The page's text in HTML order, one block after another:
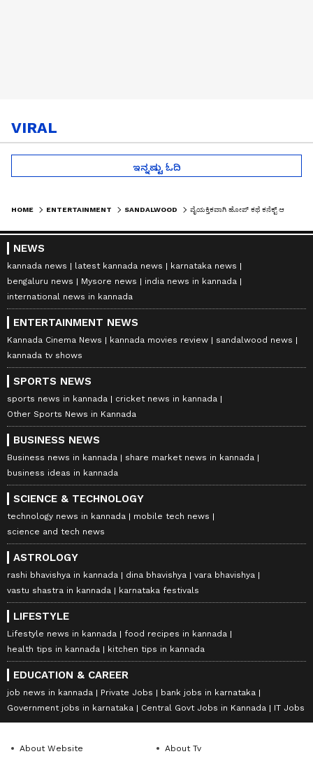
VIRAL
ಇನ್ನಷ್ಟು ಓದಿ
HOME ENTERTAINMENT SANDALWOOD
NEWS
kannada news latest kannada news
karnataka news
bengaluru news
Mysore news
india news in kannada
international news in kannada
ENTERTAINMENT NEWS
Kannada Cinema News kannada movies review
sandalwood news
kannada tv shows
SPORTS NEWS
sports news in kannada
cricket news in kannada
Other Sports News in Kannada
BUSINESS NEWS
Business news in kannada
share market news in kannada
business ideas in kannada
SCIENCE & TECHNOLOGY
technology news in kannada
mobile tech news
science and tech news
ASTROLOGY
rashi bhavishya in kannada dina bhavishya
vara bhavishya
vastu shastra in kannada
karnataka festivals
LIFESTYLE
Lifestyle news in kannada
food recipes in kannada
health tips in kannada
kitchen tips in kannada
EDUCATION & CAREER
job news in kannada Private Jobs
bank jobs in karnataka
Government jobs in karnataka
Central Govt Jobs in Kannada IT Jobs
About Website About Tv